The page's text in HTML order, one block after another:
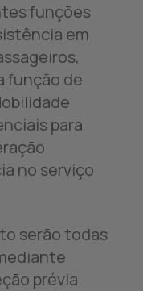
funções
em
função de
para
no serviço
serão todas
prévia.